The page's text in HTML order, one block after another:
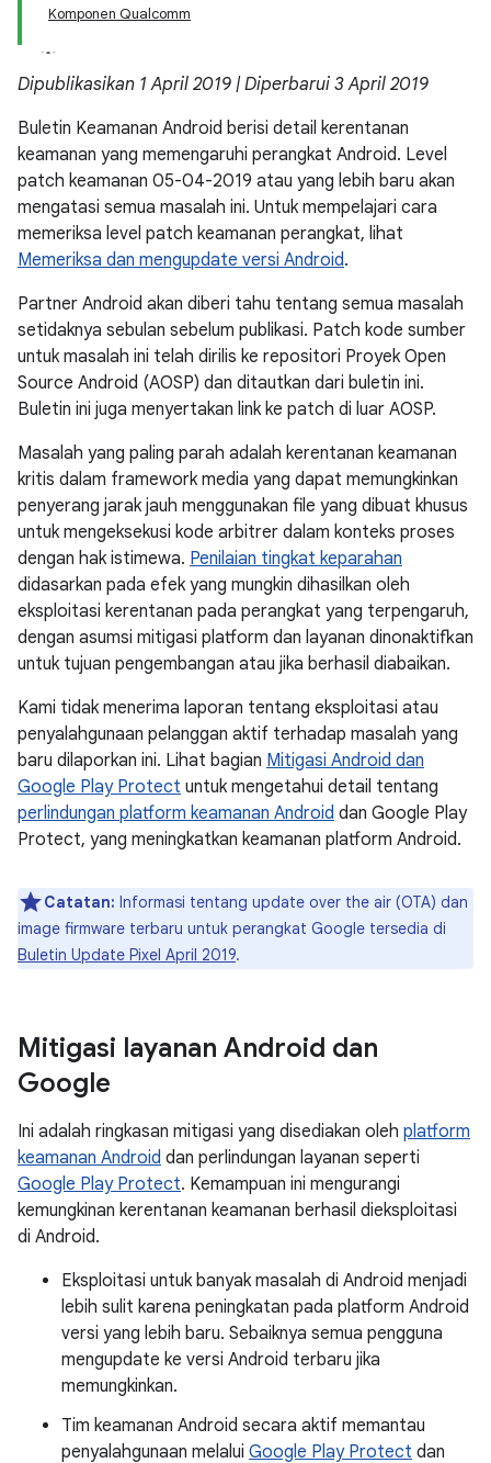
Komponen Qualcomm
Dipublikasikan 1 April 2019 | Diperbarui 3 April 2019
Buletin Keamanan Android berisi detail kerentanan
keamanan yang memengaruhi perangkat Android. Level
patch keamanan 05-04-2019 atau yang lebih baru akan
mengatasi semua masalah ini. Untuk mempelajari cara
memeriksa level patch keamanan perangkat, lihat
Memeriksa dan mengupdate versi Android.
Partner Android akan diberi tahu tentang semua masalah
setidaknya sebulan sebelum publikasi. Patch kode sumber
untuk masalah ini telah dirilis ke repositori Proyek Open
Source Android (AOSP) dan ditautkan dari buletin ini.
Buletin ini juga menyertakan link ke patch di luar AOSP.
Masalah yang paling parah adalah kerentanan keamanan
kritis dalam framework media yang dapat memungkinkan
penyerang jarak jauh menggunakan file yang dibuat khusus
untuk mengeksekusi kode arbitrer dalam konteks proses
dengan hak istimewa. Penilaian tingkat keparahan
didasarkan pada efek yang mungkin dihasilkan oleh
eksploitasi kerentanan pada perangkat yang terpengaruh,
dengan asumsi mitigasi platform dan layanan dinonaktifkan
untuk tujuan pengembangan atau jika berhasil diabaikan.
Kami tidak menerima laporan tentang eksploitasi atau
penyalahgunaan pelanggan aktif terhadap masalah yang
baru dilaporkan ini. Lihat bagian Mitigasi Android dan
Google Play Protect untuk mengetahui detail tentang
perlindungan platform keamanan Android dan Google Play
Protect, yang meningkatkan keamanan platform Android.
Catatan: Informasi tentang update over the air (OTA) dan
image firmware terbaru untuk perangkat Google tersedia di
Buletin Update Pixel April 2019.
Mitigasi layanan Android dan
Google
Ini adalah ringkasan mitigasi yang disediakan oleh platform
keamanan Android dan perlindungan layanan seperti
Google Play Protect. Kemampuan ini mengurangi
kemungkinan kerentanan keamanan berhasil dieksploitasi
di Android.
Eksploitasi untuk banyak masalah di Android menjadi
lebih sulit karena peningkatan pada platform Android
versi yang lebih baru. Sebaiknya semua pengguna
mengupdate ke versi Android terbaru jika
memungkinkan.
Tim keamanan Android secara aktif memantau
penyalahgunaan melalui Google Play Protect dan